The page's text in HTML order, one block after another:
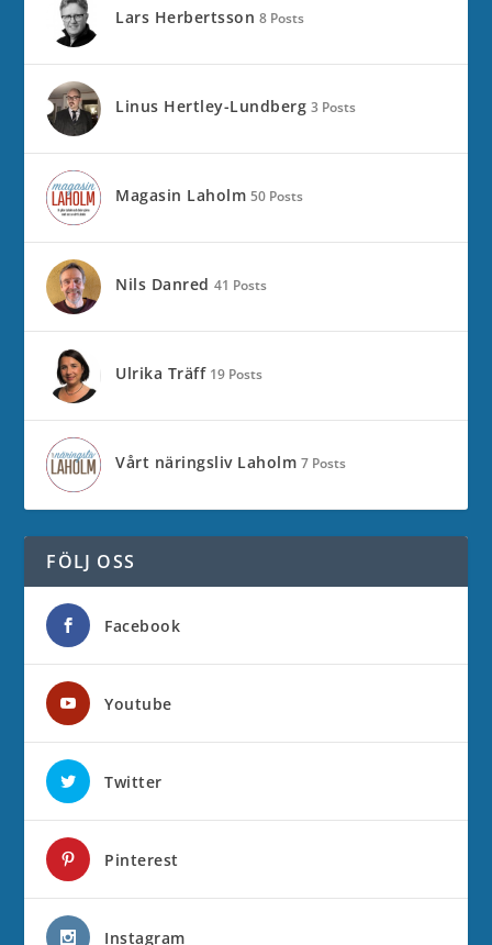
Lars Herbertsson 8 Posts
Linus Hertley-Lundberg 3 Posts
Magasin Laholm 50 Posts
Nils Danred 41 Posts
Ulrika Träff 19 Posts
Vårt näringsliv Laholm 7 Posts
FÖLJ OSS
Facebook
Youtube
Twitter
Pinterest
Instagram